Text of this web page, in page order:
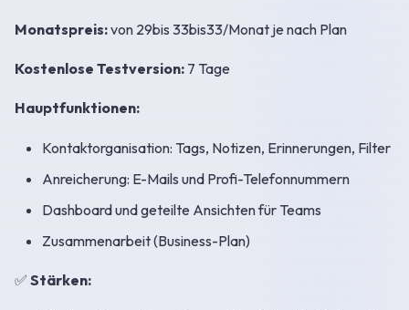
Monatspreis:von 29bis 33bis33/Monat je nach Plan
Kostenlose Testversion: 7 Tage
Hauptfunktionen:
Kontaktorganisation: Tags, Notizen, Erinnerungen, Filter
Anreicherung: E-Mails und Profi-Telefonnummern
Dashboard und geteilte Ansichten für Teams
Zusammenarbeit (Business-Plan)
✅ Stärken: